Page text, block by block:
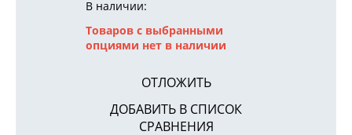
В наличии:
Товаров с выбранными
опциями нет в наличии
ОТЛОЖИТЬ
ДОБАВИТЬ В СПИСОК
СРАВНЕНИЯ